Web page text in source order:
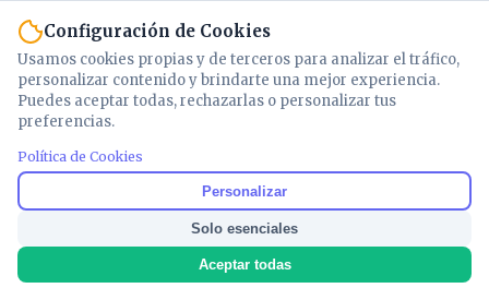
país.
Nosotros
Cookies
Política de Contenido
Configuración de Cookies
Usamos cookies propias y de terceros para analizar el tráfico,
personalizar contenido y brindarte una mejor experiencia.
Puedes aceptar todas, rechazarlas o personalizar tus
preferencias.
Política de Cookies
Personalizar
Solo esenciales
Aceptar todas